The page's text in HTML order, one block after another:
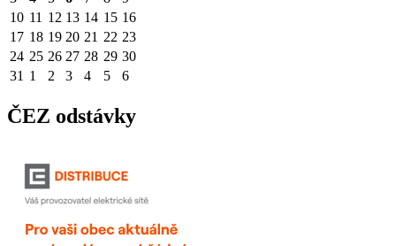
10 11 12 13 14 15 16
17 18 19 20 21 22 23
24 25 26 27 28 29 30
31 1 2 3 4 5 6
ČEZ odstávky